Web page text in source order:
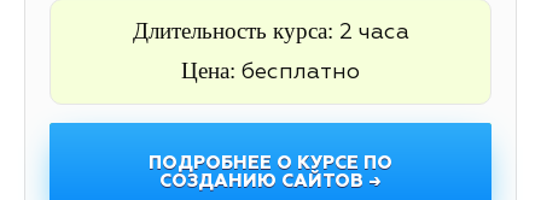
Длительность курса: 2 часа
Цена: бесплатно
ПОДРОБНЕЕ О КУРСЕ ПО
СОЗДАНИЮ САЙТОВ →